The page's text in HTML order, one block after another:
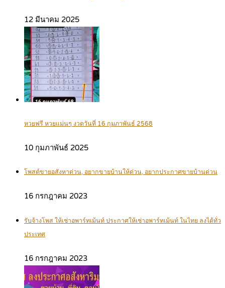
12 มีนาคม 2025
หวยฟรี หวยแม่นๆ งวดวันที่ 16 กุมภาพันธ์ 2568
10 กุมภาพันธ์ 2025
โพสต์ขายอสังหาด่วน, อยากขายบ้านให้ด่วน, อยากประกาศขายบ้านด่วน
16 กรกฎาคม 2023
รับจ้างโพส ให้เช่าอพาร์ทเม้นท์ ประกาศให้เช่าอพาร์ทเม้นท์ ในไทย ลงได้ทั่ว
ประเทศ
16 กรกฎาคม 2023